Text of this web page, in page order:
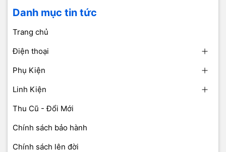
Danh mục tin tức
Trang chủ
Điện thoại
Phụ Kiện
Linh Kiện
Thu Cũ - Đổi Mới
Chính sách bảo hành
Chính sách lên đời